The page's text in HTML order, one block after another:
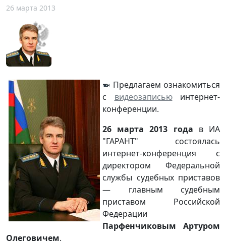
26 марта 2013
Предлагаем ознакомиться
с видеозаписьюинтернет-
конференции.
26 марта 2013 года в ИА
"ГАРАНТ" состоялась
интернет-конференция с
директором Федеральной
службы судебных приставов
— главным судебным
приставом Российской
Федерации
Парфенчиковым Артуром
Олеговичем.